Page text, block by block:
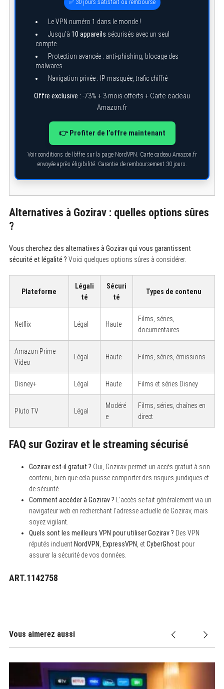
✅ 30 jours satisfait ou remboursé
Le VPN numéro 1 dans le monde !
Jusqu’à 10 appareils sécurisés avec un seul
compte
Protection avancée : anti-phishing, blocage des
malwares
Navigation privée : IP masquée, trafic chiffré
Offre exclusive : -73% + 3 mois offerts + Carte cadeau
Amazon.fr
👉 Profiter de l’offre maintenant
Voir conditions de l’offre sur la page NordVPN. Carte cadeau Amazon.fr
envoyée après éligibilité. Garantie de remboursement 30 jours.
Alternatives à Gozirav : quelles options sûres
?
Vous cherchez des alternatives à Gozirav qui vous garantissent
sécurité et légalité ? Voici quelques options sûres à considérer.
Plateforme
Légali
té
Sécuri
té
Types de contenu
Netflix Légal Haute
Films, séries,
documentaires
Amazon Prime
Video
Légal Haute Films, séries, émissions
Disney+ Légal Haute Films et séries Disney
Pluto TV Légal
Modéré
e
Films, séries, chaînes en
direct
FAQ sur Gozirav et le streaming sécurisé
Gozirav est-il gratuit ? Oui, Gozirav permet un accès gratuit à son
contenu, bien que cela puisse comporter des risques juridiques et
de sécurité.
Comment accéder à Gozirav ? L’accès se fait généralement via un
navigateur web en recherchant l’adresse actuelle de Gozirav, mais
soyez vigilant.
Quels sont les meilleurs VPN pour utiliser Gozirav ? Des VPN
réputés incluentNordVPN ExpressVPN , etCyberGhost pour
assurer la sécurité de vos données.
ART.1142758
Vous aimerez aussi